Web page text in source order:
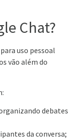
Chat?
uso pessoal
vão além do
debates
da conversa;